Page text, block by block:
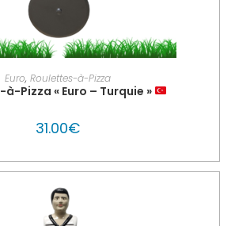
AJOUTER AU PANIER
Euro, Roulettes-à-Pizza
Pizza « Euro – Turquie »
31.00€